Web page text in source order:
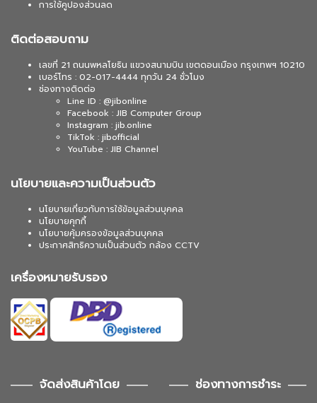
การใช้คูปองส่วนลด
ติดต่อสอบถาม
เลขที่ 21 ถนนพหลโยธิน แขวงสนามบิน เขตดอนเมือง กรุงเทพฯ 10210
เบอร์โทร : 02-017-4444 ทุกวัน 24 ชั่วโมง
ช่องทางติดต่อ
Line ID : @jibonline
Facebook : JIB Computer Group
Instagram : jib.online
TikTok : jibofficial
YouTube : JIB Channel
นโยบายและความเป็นส่วนตัว
นโยบายเกี่ยวกับการใช้ข้อมูลส่วนบุคคล
นโยบายคุกกี้
นโยบายคุ้มครองข้อมูลส่วนบุคคล
ประกาศสิทธิความเป็นส่วนตัว กล้อง CCTV
เครื่องหมายรับรอง
จัดส่งสินค้าโดย ช่องทางการชำระ